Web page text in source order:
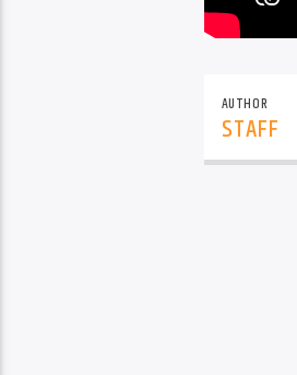
AUTHOR
STAFF